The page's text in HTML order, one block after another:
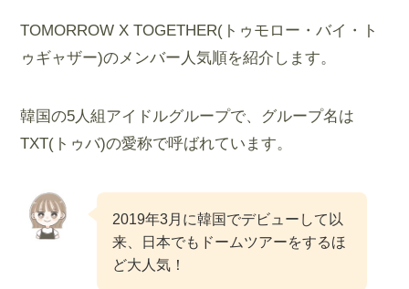
TOMORROW X TOGETHER(トゥモロー・バイ・ト
ゥギャザー)のメンバー人気順を紹介します。
韓国の5人組アイドルグループで、グループ名は
TXT(トゥバ)の愛称で呼ばれています。
2019年3月に韓国でデビューして以
来、日本でもドームツアーをするほ
ど大人気！